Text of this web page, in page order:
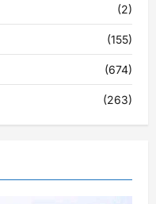
(2)
(155)
(674)
(263)